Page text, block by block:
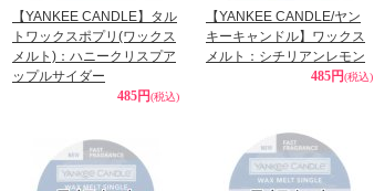
【YANKEE CANDLE】タル
トワックスポプリ(ワックス
メルト)：ハニークリスプア
ップルサイダー
485円(税込)
【YANKEE CANDLE/ヤン
キーキャンドル】ワックス
メルト：シチリアンレモン
485円(税込)